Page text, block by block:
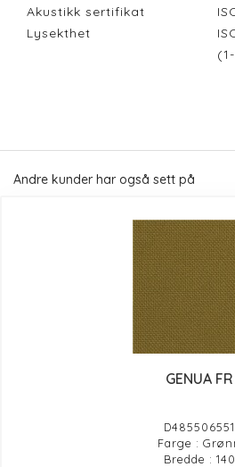
Akustikk sertifikat
Lysekthet
Andre kunder har også sett på
GENUA FR
D485506551
Farge :
Bredde : 140